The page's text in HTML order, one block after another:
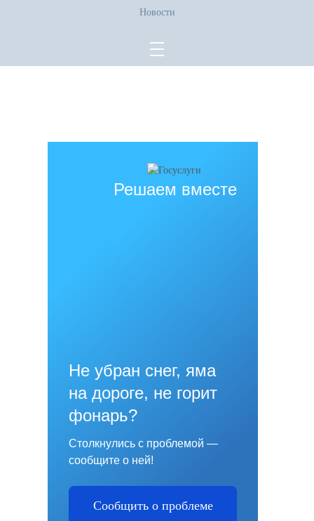
Новости
Решаем вместе
Не убран снег, яма
на дороге, не горит
фонарь?
Столкнулись с проблемой —
сообщите о ней!
Сообщить о проблеме